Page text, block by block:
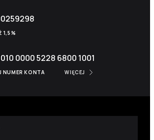
1,5%
0000 5228 6800 1001
NUMER KONTA WIĘCEJ